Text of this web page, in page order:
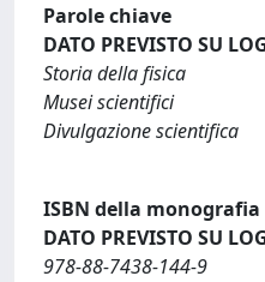
Parole chiave
DATO PREVISTO SU
Storia della fisica
Musei scientifici
Divulgazione scientifica
ISBN della monografia
DATO PREVISTO SU
978-88-7438-144-9